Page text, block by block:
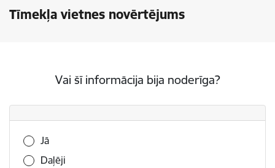
Tīmekļa vietnes novērtējums
Vai šī informācija bija noderīga?
Vai šī informācija bija noderīga?
Jā
Daļēji